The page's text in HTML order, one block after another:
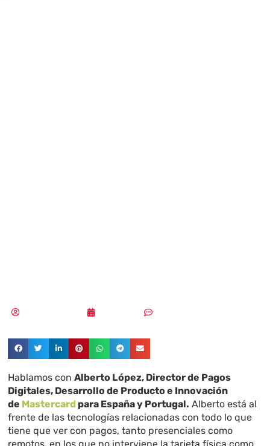
Hablamos conAlberto López, Director de Pagos
Digitales, Desarrollo de Producto e Innovación
de Mastercard para España y Portugal. Alberto está al
frente de las tecnologías relacionadas con todo lo que
tiene que ver con pagos, tanto presenciales como